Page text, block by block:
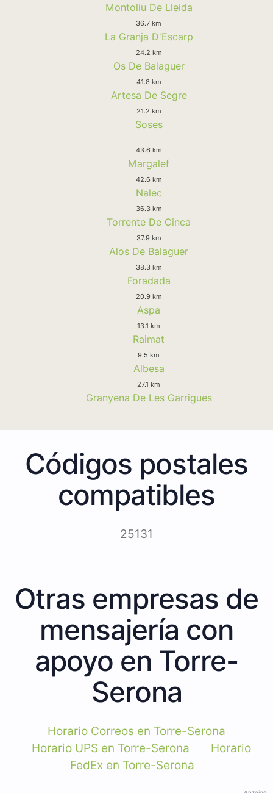
Montoliu De Lleida
36.7 km
La Granja D'Escarp
24.2 km
Os De Balaguer
41.8 km
Artesa De Segre
21.2 km
Soses
43.6 km
Margalef
42.6 km
Nalec
36.3 km
Torrente De Cinca
37.9 km
Alos De Balaguer
38.3 km
Foradada
20.9 km
Aspa
13.1 km
Raimat
9.5 km
Albesa
27.1 km
Granyena De Les Garrigues
Códigos postales
compatibles
25131
Otras empresas de
mensajería con
apoyo en Torre-
Serona
Horario Correos en Torre-Serona
Horario UPS en Torre-Serona
Horario
FedEx en Torre-Serona